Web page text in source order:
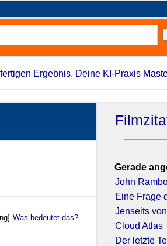
Ergebnis. Deine KI-Praxis
Was bedeutet das?
Gerade
John
Eine Frage
Jenseits
Cloud Atlas
Der letzte